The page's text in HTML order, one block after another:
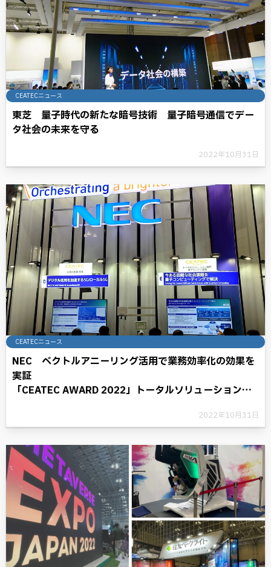
CEATECニュース
東芝 量子時代の新たな暗号技術 量子暗号通信でデー
タ社会の未来を守る
2022年10月31日
CEATECニュース
NEC ベクトルアニーリング活用で業務効率化の効果を
実証
「CEATEC AWARD 2022」トータルソリューション部
2022年10月31日